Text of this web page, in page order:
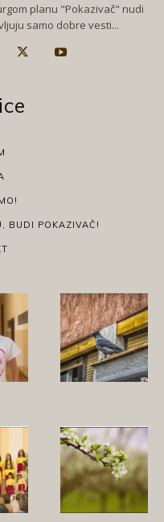
planu "Pokazivač" nudi
samo dobre vesti...
BUDI POKAZIVAČ!